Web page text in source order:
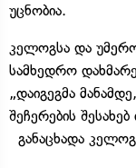
უცნობია.
კელოგსა და
სამხედრო
„დაიგეგმა
შეჩერების
განაცხადა